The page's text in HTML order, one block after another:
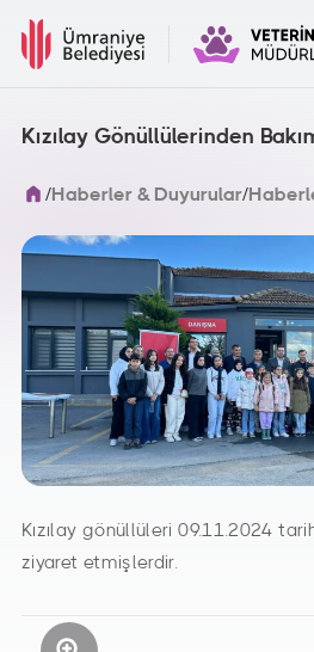
Kızılay Gönüllülerinden
/Haberler & Duyurular/
Kızılay gönüllüleri 09.11.2024
ziyaret etmişlerdir.